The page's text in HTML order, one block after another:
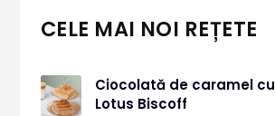
CELE MAI NOI REȚETE
Ciocolată de caramel
Lotus Biscoff